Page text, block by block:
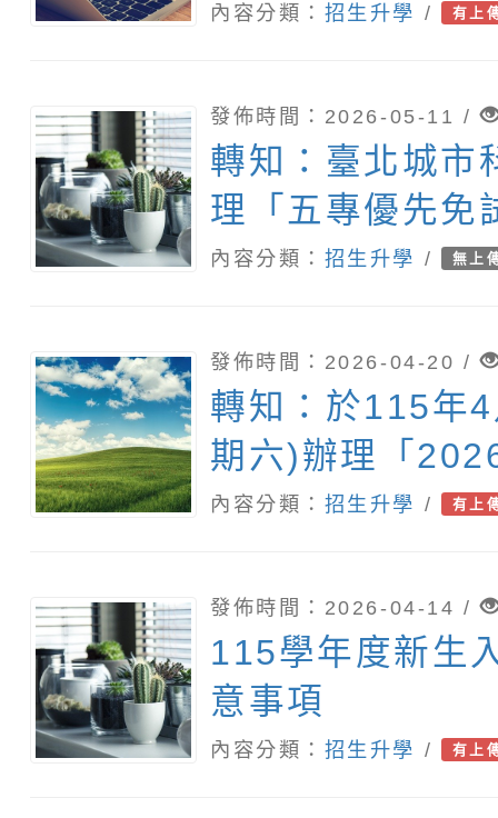
內容分類： 招生升學 / 有上
發佈時間：2026-05-11 /
轉知：臺北城市
理「五專優先免
試入學管道說明
內容分類： 招生升學 / 無上
發佈時間：2026-04-20 /
轉知：於115年
期六)辦理「
廟祈福系列活動
內容分類： 招生升學 / 有上
發佈時間：2026-04-14 /
115學年度新生
意事項
內容分類： 招生升學 / 有上